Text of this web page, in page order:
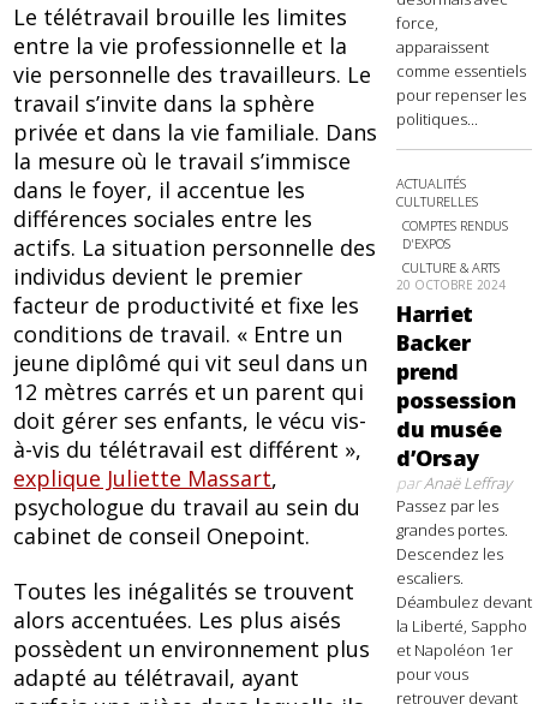
Le télétravail brouille les limites
entre la vie professionnelle et la
vie personnelle des travailleurs. Le
travail s’invite dans la sphère
privée et dans la vie familiale. Dans
la mesure où le travail s’immisce
dans le foyer, il accentue les
différences sociales entre les
actifs. La situation personnelle des
individus devient le premier
facteur de productivité et fixe les
conditions de travail. « Entre un
jeune diplômé qui vit seul dans un
12 mètres carrés et un parent qui
doit gérer ses enfants, le vécu vis-
à-vis du télétravail est différent »,
explique Juliette Massart,
psychologue du travail au sein du
cabinet de conseil Onepoint.
Toutes les inégalités se trouvent
alors accentuées. Les plus aisés
possèdent un environnement plus
adapté au télétravail, ayant
force,
apparaissent
comme essentiels
pour repenser les
politiques...
ACTUALITÉS
CULTURELLES
COMPTES RENDUS
D'EXPOS
CULTURE & ARTS
20 OCTOBRE 2024
Harriet
Backer
prend
possession
du musée
d’Orsay
parAnaë Leffray
Passez par les
grandes portes.
Descendez les
escaliers.
Déambulez devant
la Liberté, Sappho
et Napoléon 1er
pour vous
retrouver devant